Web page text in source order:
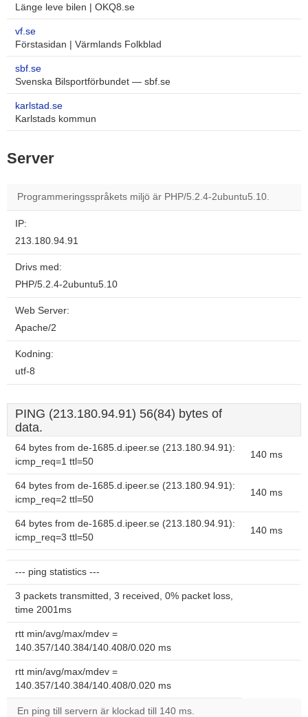
Länge leve bilen | OKQ8.se
vf.se
Förstasidan | Värmlands Folkblad
sbf.se
Svenska Bilsportförbundet — sbf.se
karlstad.se
Karlstads kommun
Server
Programmeringsspråkets miljö är PHP/5.2.4-2ubuntu5.10.
IP:
213.180.94.91
Drivs med:
PHP/5.2.4-2ubuntu5.10
Web Server:
Apache/2
Kodning:
utf-8
PING (213.180.94.91) 56(84) bytes of
data.
64 bytes from de-1685.d.ipeer.se (213.180.94.91):
icmp_req=1 ttl=50
140 ms
64 bytes from de-1685.d.ipeer.se (213.180.94.91):
icmp_req=2 ttl=50
140 ms
64 bytes from de-1685.d.ipeer.se (213.180.94.91):
icmp_req=3 ttl=50
140 ms
--- ping statistics ---
3 packets transmitted, 3 received, 0% packet loss,
time 2001ms
rtt min/avg/max/mdev =
140.357/140.384/140.408/0.020 ms
rtt min/avg/max/mdev =
140.357/140.384/140.408/0.020 ms
En ping till servern är klockad till 140 ms.